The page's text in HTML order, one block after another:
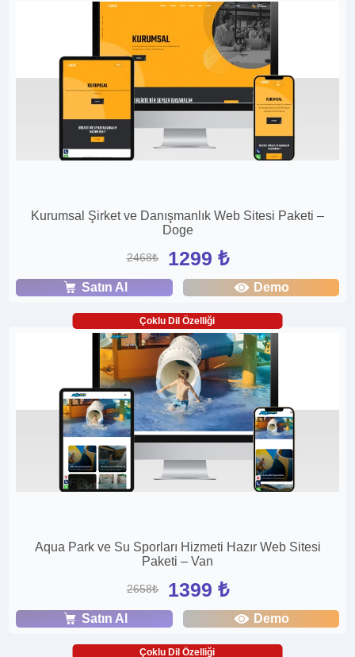
Kurumsal Şirket ve Danışmanlık Web Sitesi Paketi –
Doge
2468₺ 1299 ₺
Satın Al Demo
Çoklu Dil Özelliği
Aqua Park ve Su Sporları Hizmeti Hazır Web Sitesi
Paketi – Van
2658₺ 1399 ₺
Satın Al Demo
Çoklu Dil Özelliği